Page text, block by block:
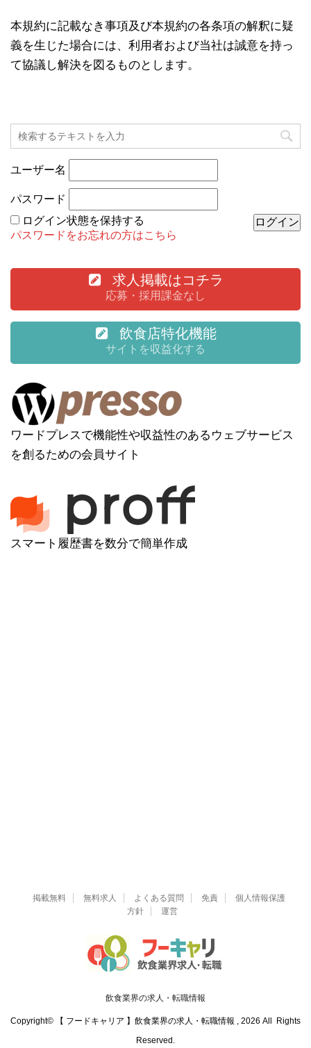
本規約に記載なき事項及び本規約の各条項の解釈に疑
義を生じた場合には、利用者および当社は誠意を持っ
て協議し解決を図るものとします。
ユーザー名
パスワード
ログイン状態を保持する
パスワードをお忘れの方はこちら
求人掲載はコチラ
応募・採用課金なし
飲食店特化機能
サイトを収益化する
ワードプレスで機能性や収益性のあるウェブサービス
を創るための会員サイト
スマート履歴書を数分で簡単作成
掲載無料 無料求人 よくある質問 免責
個人情報保護
方針
運営
飲食業界の求人・転職情報
Copyright© 【 フードキャリア 】飲食業界の求人・転職情報 , 2026 All Rights
Reserved.